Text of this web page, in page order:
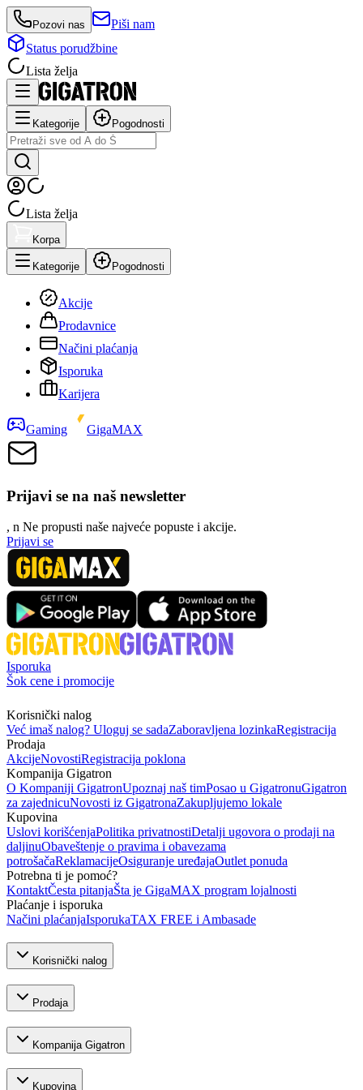
Pozovi nas
Piši nam
Status porudžbine
Lista želja
Kategorije Pogodnosti
Lista želja
Korpa
Kategorije Pogodnosti
Akcije
Prodavnice
Načini plaćanja
Isporuka
Karijera
Gaming GigaMAX
Prijavi se na naš newsletter
, n Ne propusti naše najveće popuste i akcije.
Prijavi se
Isporuka
Šok cene i promocije
Korisnički nalog
Već imaš nalog? Uloguj se sadaZaboravljena lozinkaRegistracija
Prodaja
AkcijeNovostiRegistracija poklona
Kompanija Gigatron
O Kompaniji GigatronUpoznaj naš timPosao u GigatronuGigatron
za zajednicuNovosti iz GigatronaZakupljujemo lokale
Kupovina
Uslovi korišćenjaPolitika privatnostiDetalji ugovora o prodaji na
daljinuObaveštenje o pravima i obavezama
potrošačaReklamacijeOsiguranje uređajaOutlet ponuda
Potrebna ti je pomoć?
KontaktČesta pitanjaŠta je GigaMAX program lojalnosti
Plaćanje i isporuka
Načini plaćanjaIsporukaTAX FREE i Ambasade
Korisnički nalog
Prodaja
Kompanija Gigatron
Kupovina